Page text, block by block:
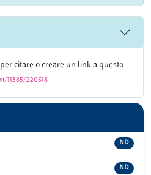
citare o creare un link a questo
11385/220518
ND
ND